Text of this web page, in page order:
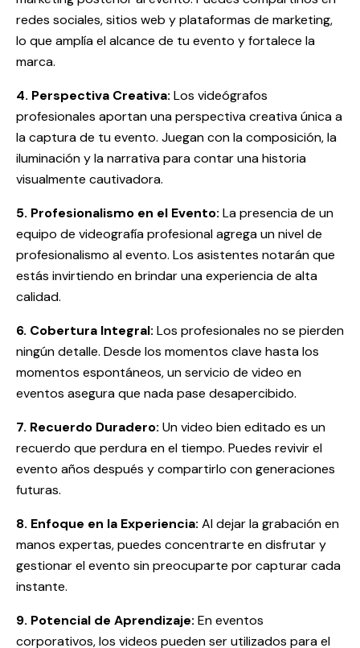
redes sociales, sitios web y plataformas de marketing,
lo que amplía el alcance de tu evento y fortalece la
marca.
4. Perspectiva Creativa: Los videógrafos
profesionales aportan una perspectiva creativa única a
la captura de tu evento. Juegan con la composición, la
iluminación y la narrativa para contar una historia
visualmente cautivadora.
5. Profesionalismo en el Evento: La presencia de un
equipo de videografía profesional agrega un nivel de
profesionalismo al evento. Los asistentes notarán que
estás invirtiendo en brindar una experiencia de alta
calidad.
6. Cobertura Integral: Los profesionales no se pierden
ningún detalle. Desde los momentos clave hasta los
momentos espontáneos, un servicio de video en
eventos asegura que nada pase desapercibido.
7. Recuerdo Duradero: Un video bien editado es un
recuerdo que perdura en el tiempo. Puedes revivir el
evento años después y compartirlo con generaciones
futuras.
8. Enfoque en la Experiencia: Al dejar la grabación en
manos expertas, puedes concentrarte en disfrutar y
gestionar el evento sin preocuparte por capturar cada
instante.
9. Potencial de Aprendizaje: En eventos
corporativos, los videos pueden ser utilizados para el